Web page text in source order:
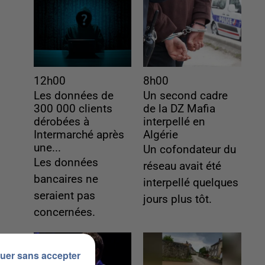
12h00
Les données de
300 000 clients
dérobées à
Intermarché après
une...
Les données
bancaires ne
seraient pas
concernées.
8h00
Un second cadre
de la DZ Mafia
interpellé en
Algérie
Un cofondateur du
réseau avait été
interpellé quelques
jours plus tôt.
sans accepter